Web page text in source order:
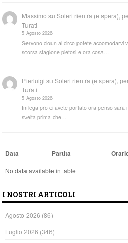
Massimo suSoleri rientra (e spera),
Turati
5 Agosto 2026
Servono cloun al circo potete accomodarvi
scorsa stagione pietosi e ora cosa…
Pierluigi suSoleri rientra (e spera),
Turati
5 Agosto 2026
In lega pro ci avete portato ora penso sarà
svelta prima che…
Data Partita
No data available in table
I NOSTRI ARTICOLI
Agosto 2026 (86)
Luglio 2026 (346)